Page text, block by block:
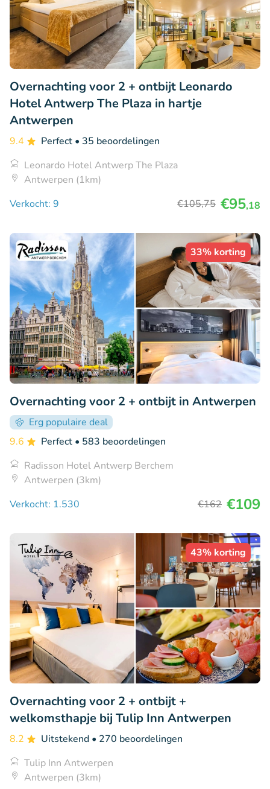
Overnachting voor 2 + ontbijt Leonardo
Hotel Antwerp The Plaza in hartje
Antwerpen
9.4 Perfect • 35 beoordelingen
Leonardo Hotel Antwerp The Plaza
Antwerpen (1km)
Verkocht: 9
€105,75 €95,18
33% korting
Overnachting voor 2 + ontbijt in Antwerpen
Erg populaire deal
9.6
Perfect • 583 beoordelingen
Radisson Hotel Antwerp Berchem
Antwerpen (3km)
Verkocht: 1.530
€162 €109
43% korting
Overnachting voor 2 + ontbijt +
welkomsthapje bij Tulip Inn Antwerpen
8.2 Uitstekend • 270 beoordelingen
Tulip Inn Antwerpen
Antwerpen (3km)